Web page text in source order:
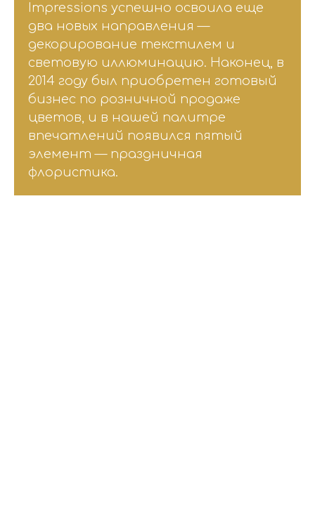
Impressions успешно освоила еще
два новых направления —
декорирование текстилем и
световую иллюминацию. Наконец, в
2014 году был приобретен готовый
бизнес по розничной продаже
цветов, и в нашей палитре
впечатлений появился пятый
элемент — праздничная
флористика.